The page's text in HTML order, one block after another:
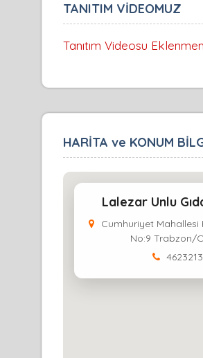
TANITIM VİDEOMUZ
Tanıtım Videosu
HARİTA ve KONUM
Lalezar Unlu
Cumhuriyet
No:9 Trabzon/